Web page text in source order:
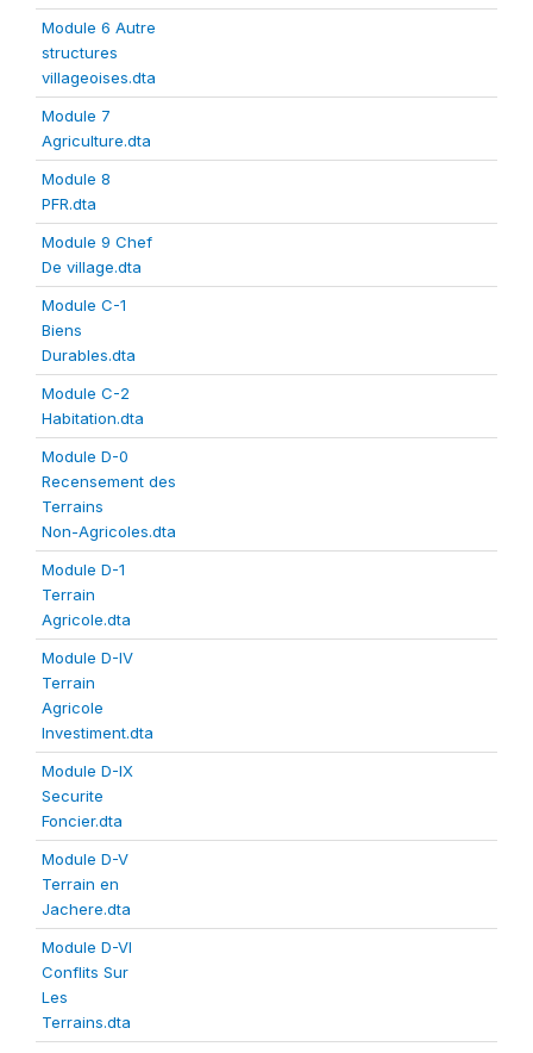
Module 6 Autre
structures
villageoises.dta
Module 7
Agriculture.dta
Module 8
PFR.dta
Module 9 Chef
De village.dta
Module C-1
Biens
Durables.dta
Module C-2
Habitation.dta
Module D-0
Recensement des
Terrains
Non-Agricoles.dta
Module D-1
Terrain
Agricole.dta
Module D-IV
Terrain
Agricole
Investiment.dta
Module D-IX
Securite
Foncier.dta
Module D-V
Terrain en
Jachere.dta
Module D-VI
Conflits Sur
Les
Terrains.dta